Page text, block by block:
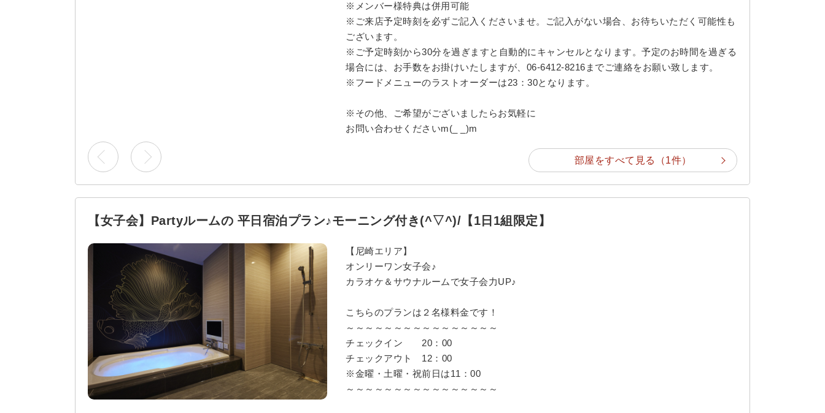
※メンバー様特典は併用可能
※ご来店予定時刻を必ずご記入くださいませ。ご記入がない場合、お待ちいただく可能性も
ございます。
※ご予定時刻から30分を過ぎますと自動的にキャンセルとなります。予定のお時間を過ぎる
場合には、お手数をお掛けいたしますが、06-6412-8216までご連絡をお願い致します。
※フードメニューのラストオーダーは23：30となります。
※その他、ご希望がございましたらお気軽に
お問い合わせくださいm(_ _)m
部屋をすべて見る（1件）
【女子会】Partyルームの 平日宿泊プラン♪モーニング付き(^▽^)/【1日1組限定】
【尼崎エリア】
オンリーワン女子会♪
カラオケ＆サウナルームで女子会力UP♪
こちらのプランは２名様料金です！
～～～～～～～～～～～～～～～～
チェックイン 20：00
チェックアウト 12：00
※金曜・土曜・祝前日は11：00
～～～～～～～～～～～～～～～～